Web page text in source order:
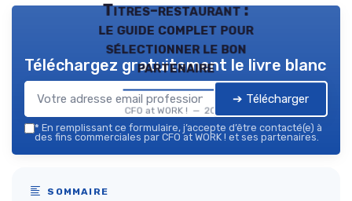
Titres-restaurant :
le guide complet pour
sélectionner le bon
partenaire
CFO at WORK ! — 2026
Téléchargez gratuitement le livre blanc
➔ Télécharger
* En remplissant ce formulaire, j’accepte d’être contacté(e) à
des fins commerciales par CFO at WORK ! et ses partenaires.
SOMMAIRE